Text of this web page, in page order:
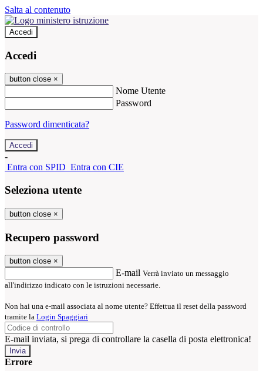
Salta al contenuto
Accedi
Accedi
button close ×
Nome Utente
Password
Password dimenticata?
-
Entra con SPID Entra con CIE
Seleziona utente
button close ×
Recupero password
button close ×
E-mail Verrà inviato un messaggio
all'indirizzo indicato con le istruzioni necessarie.
Non hai una e-mail associata al nome utente? Effettua il reset della password
tramite la Login Spaggiari
E-mail inviata, si prega di controllare la casella di posta elettronica!
Errore